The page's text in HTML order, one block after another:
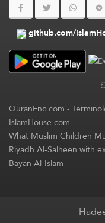
github.com/
QuranEnc.com-
IslamHouse.com
What Muslim Children
Riyadh Al-Salheen with
Bayan Al-Islam